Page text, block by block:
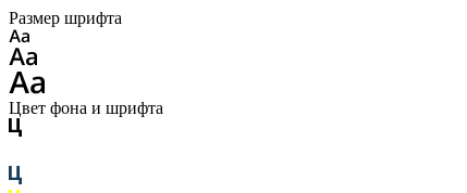
Размер шрифта
Цвет фона и шрифта